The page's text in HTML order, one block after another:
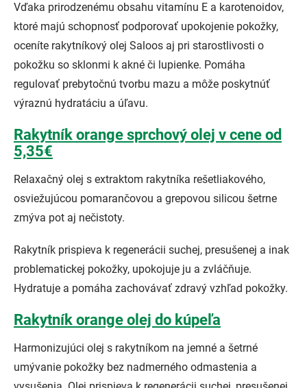
Vďaka prirodzenému obsahu vitamínu E a karotenoidov,
ktoré majú schopnosť podporovať upokojenie pokožky,
oceníte rakytníkový olej Saloos aj pri starostlivosti o
pokožku so sklonmi k akné či lupienke. Pomáha
regulovať prebytočnú tvorbu mazu a môže poskytnúť
výraznú hydratáciu a úľavu.
Rakytník orange sprchový olej v cene od
5,35€
Relaxačný olej s extraktom rakytníka rešetliakového,
osviežujúcou pomarančovou a grepovou silicou šetrne
zmýva pot aj nečistoty.
Rakytník prispieva k regenerácii suchej, presušenej a inak
problematickej pokožky, upokojuje ju a zvláčňuje.
Hydratuje a pomáha zachovávať zdravý vzhľad pokožky.
Rakytník orange olej do kúpeľa
Harmonizujúci olej s rakytníkom na jemné a šetrné
umývanie pokožky bez nadmerného odmastenia a